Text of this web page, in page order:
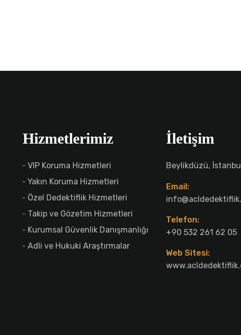
Hizmetlerimiz
VIP Koruma Hizmetleri
Yakın Koruma Hizmetleri
Özel Dedektiflik Hizmetleri
Takip ve Gözetim Hizmetleri
Kurumsal Güvenlik Danışmanlığı
Adli ve Hukuki Araştırmalar
İletişim
Beylikdüzü,
Email:
Telefon:
+90 532 261 62 05
Web Sitesi: